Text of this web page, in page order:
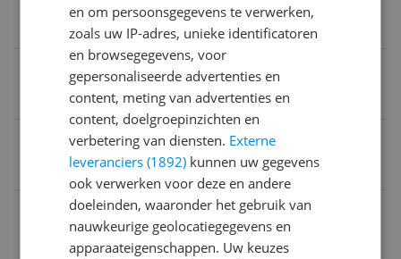
8,06 kg
Vermogen
1.400 Hz
Minimale temperatuur
en om persoonsgegevens te verwerken,
zoals uw IP-adres, unieke identificatoren
en browsegegevens, voor
gepersonaliseerde advertenties en
content, meting van advertenties en
content, doelgroepinzichten en
verbetering van diensten. Externe
leveranciers (1892) kunnen uw gegevens
ook verwerken voor deze en andere
doeleinden, waaronder het gebruik van
nauwkeurige geolocatiegegevens en
apparaateigenschappen. Uw keuzes